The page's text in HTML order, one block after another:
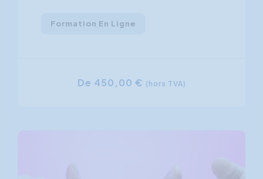
Formation En Ligne
De 450,00 € (hors TVA)